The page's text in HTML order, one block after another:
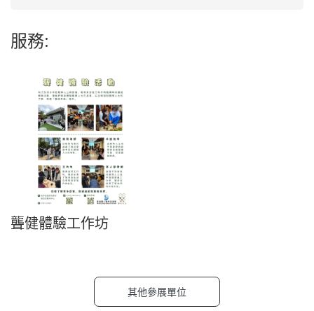
服務:
聾健體驗工作坊
其他參展單位